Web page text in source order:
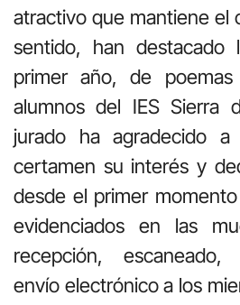
atractivo que mantiene el
sentido, han destacado
primer año, de
alumnos del IES Sierra
jurado ha agradecido
certamen su interés y
desde el primer
evidenciados en las
recepción,
envío electrónico a los